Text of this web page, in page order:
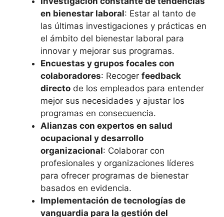
en bienestar laboral: Estar al tanto de
las últimas investigaciones y prácticas en
el ámbito del bienestar laboral para
innovar y mejorar sus programas.
Encuestas y grupos focales con
colaboradores: Recoger feedback
directo de los empleados para entender
mejor sus necesidades y ajustar los
programas en consecuencia.
Alianzas con expertos en salud
ocupacional y desarrollo
organizacional: Colaborar con
profesionales y organizaciones líderes
para ofrecer programas de bienestar
basados en evidencia.
Implementación de tecnologías de
vanguardia para la gestión del